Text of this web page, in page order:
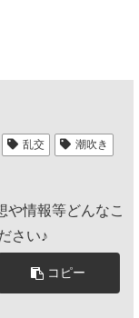
乱交
潮吹き
や情報等どんなこ
さい♪
コピー